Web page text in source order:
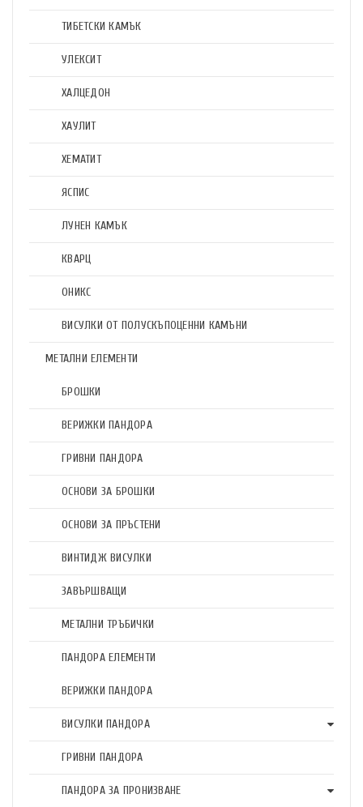
ТИБЕТСКИ КАМЪК
УЛЕКСИТ
ХАЛЦЕДОН
ХАУЛИТ
ХЕМАТИТ
ЯСПИС
ЛУНЕН КАМЪК
КВАРЦ
ОНИКС
ВИСУЛКИ ОТ ПОЛУСКЪПОЦЕННИ КАМЪНИ
МЕТАЛНИ ЕЛЕМЕНТИ
БРОШКИ
ВЕРИЖКИ ПАНДОРА
ГРИВНИ ПАНДОРА
ОСНОВИ ЗА БРОШКИ
ОСНОВИ ЗА ПРЪСТЕНИ
ВИНТИДЖ ВИСУЛКИ
ЗАВЪРШВАЩИ
МЕТАЛНИ ТРЪБИЧКИ
ПАНДОРА ЕЛЕМЕНТИ
ВЕРИЖКИ ПАНДОРА
ВИСУЛКИ ПАНДОРА
ГРИВНИ ПАНДОРА
ПАНДОРА ЗА ПРОНИЗВАНЕ